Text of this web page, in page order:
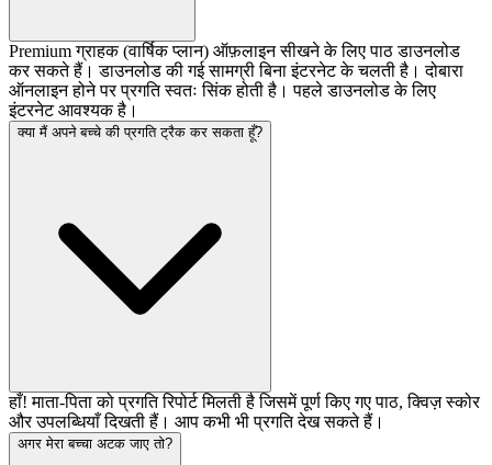
Premium ग्राहक (वार्षिक प्लान) ऑफ़लाइन सीखने के लिए पाठ डाउनलोड
कर सकते हैं। डाउनलोड की गई सामग्री बिना इंटरनेट के चलती है। दोबारा
ऑनलाइन होने पर प्रगति स्वतः सिंक होती है। पहले डाउनलोड के लिए
इंटरनेट आवश्यक है।
क्या मैं अपने बच्चे की प्रगति ट्रैक कर सकता हूँ?
हाँ! माता-पिता को प्रगति रिपोर्ट मिलती है जिसमें पूर्ण किए गए पाठ, क्विज़ स्कोर
और उपलब्धियाँ दिखती हैं। आप कभी भी प्रगति देख सकते हैं।
अगर मेरा बच्चा अटक जाए तो?